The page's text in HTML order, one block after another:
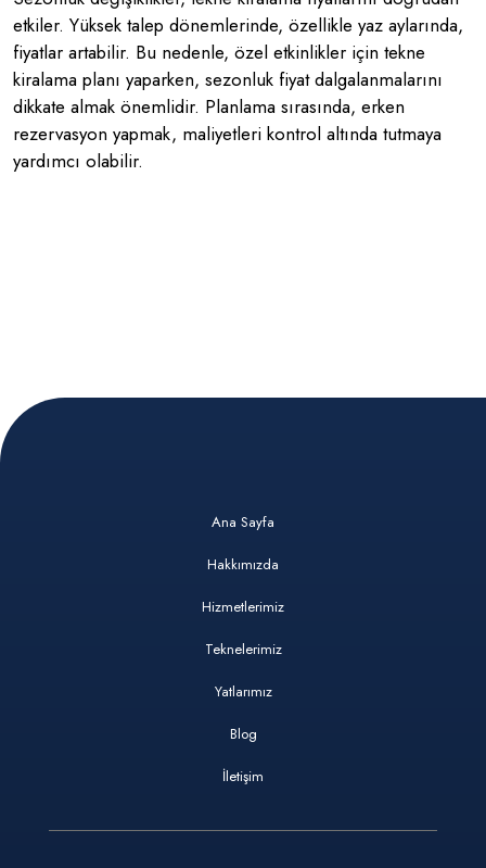
etkiler. Yüksek talep dönemlerinde, özellikle yaz aylarında,
fiyatlar artabilir. Bu nedenle, özel etkinlikler için tekne
kiralama planı yaparken, sezonluk fiyat dalgalanmalarını
dikkate almak önemlidir. Planlama sırasında, erken
rezervasyon yapmak, maliyetleri kontrol altında tutmaya
yardımcı olabilir.
Ana Sayfa
Hakkımızda
Hizmetlerimiz
Teknelerimiz
Yatlarımız
Blog
İletişim